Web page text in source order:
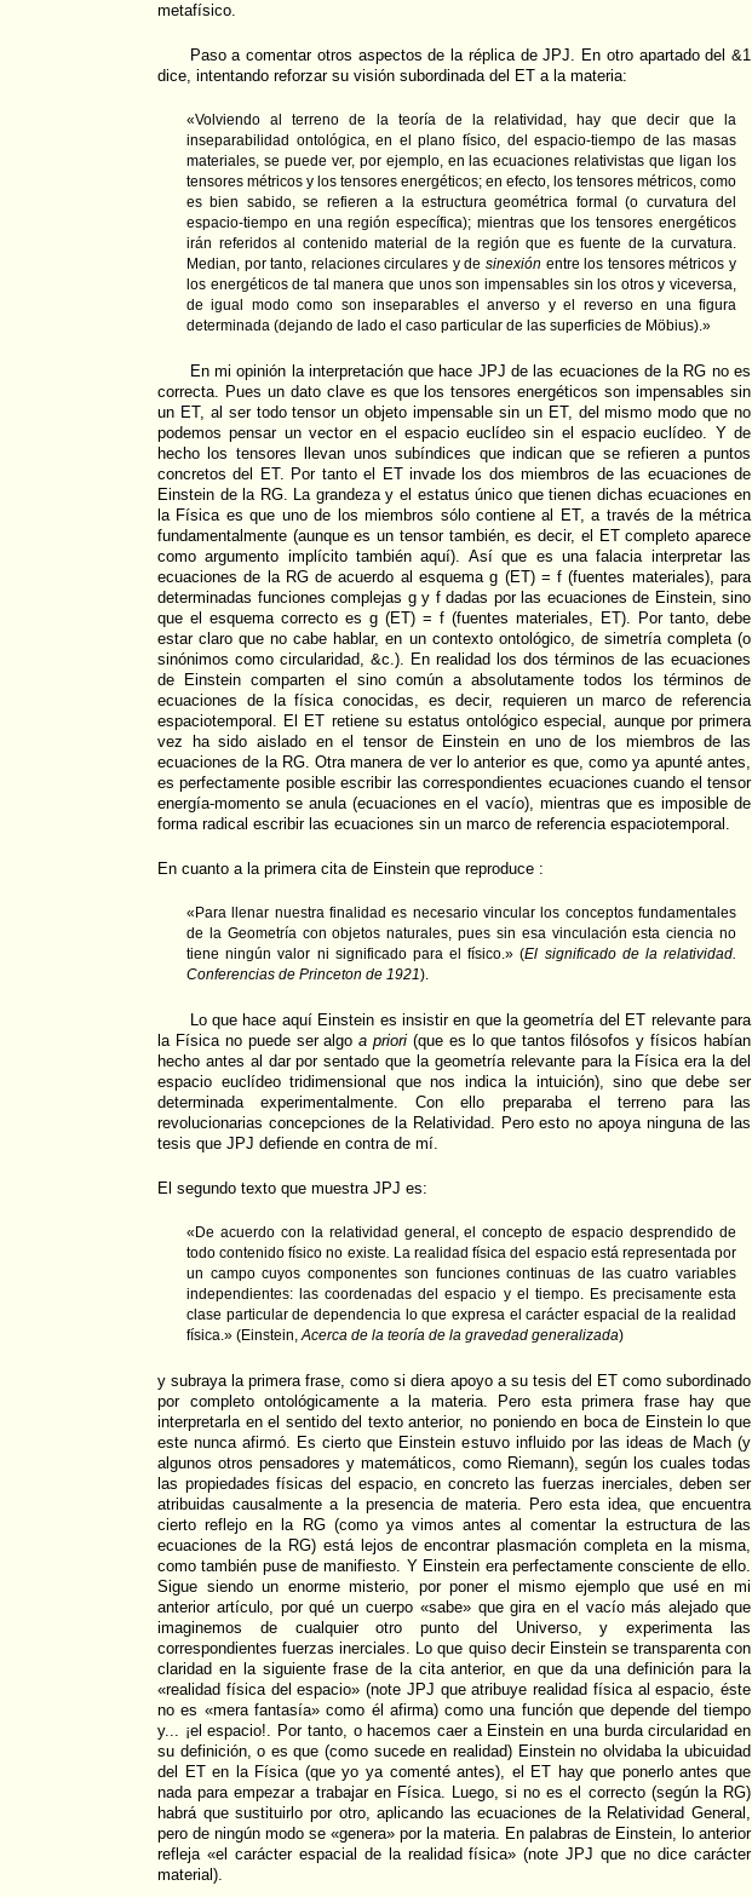
metafísico.
Paso a comentar otros aspectos de la réplica de JPJ. En otro apartado del &1
dice, intentando reforzar su visión subordinada del ET a la materia:
«Volviendo al terreno de la teoría de la relatividad, hay que decir que la
inseparabilidad ontológica, en el plano físico, del espacio-tiempo de las masas
materiales, se puede ver, por ejemplo, en las ecuaciones relativistas que ligan los
tensores métricos y los tensores energéticos; en efecto, los tensores métricos, como
es bien sabido, se refieren a la estructura geométrica formal (o curvatura del
espacio-tiempo en una región específica); mientras que los tensores energéticos
irán referidos al contenido material de la región que es fuente de la curvatura.
Median, por tanto, relaciones circulares y desinexión entre los tensores métricos y
los energéticos de tal manera que unos son impensables sin los otros y viceversa,
de igual modo como son inseparables el anverso y el reverso en una figura
determinada (dejando de lado el caso particular de las superficies de Möbius).»
En mi opinión la interpretación que hace JPJ de las ecuaciones de la RG no es
correcta. Pues un dato clave es que los tensores energéticos son impensables sin
un ET, al ser todo tensor un objeto impensable sin un ET, del mismo modo que no
podemos pensar un vector en el espacio euclídeo sin el espacio euclídeo. Y de
hecho los tensores llevan unos subíndices que indican que se refieren a puntos
concretos del ET. Por tanto el ET invade los dos miembros de las ecuaciones de
Einstein de la RG. La grandeza y el estatus único que tienen dichas ecuaciones en
la Física es que uno de los miembros sólo contiene al ET, a través de la métrica
fundamentalmente (aunque es un tensor también, es decir, el ET completo aparece
como argumento implícito también aquí). Así que es una falacia interpretar las
ecuaciones de la RG de acuerdo al esquema g (ET) = f (fuentes materiales), para
determinadas funciones complejas g y f dadas por las ecuaciones de Einstein, sino
que el esquema correcto es g (ET) = f (fuentes materiales, ET). Por tanto, debe
estar claro que no cabe hablar, en un contexto ontológico, de simetría completa (o
sinónimos como circularidad, &c.). En realidad los dos términos de las ecuaciones
de Einstein comparten el sino común a absolutamente todos los términos de
ecuaciones de la física conocidas, es decir, requieren un marco de referencia
espaciotemporal. El ET retiene su estatus ontológico especial, aunque por primera
vez ha sido aislado en el tensor de Einstein en uno de los miembros de las
ecuaciones de la RG. Otra manera de ver lo anterior es que, como ya apunté antes,
es perfectamente posible escribir las correspondientes ecuaciones cuando el tensor
energía-momento se anula (ecuaciones en el vacío), mientras que es imposible de
forma radical escribir las ecuaciones sin un marco de referencia espaciotemporal.
En cuanto a la primera cita de Einstein que reproduce :
«Para llenar nuestra finalidad es necesario vincular los conceptos fundamentales
de la Geometría con objetos naturales, pues sin esa vinculación esta ciencia no
tiene ningún valor ni significado para el físico.» (El significado de la relatividad.
Conferencias de Princeton de 1921).
Lo que hace aquí Einstein es insistir en que la geometría del ET relevante para
la Física no puede ser algoa priori (que es lo que tantos filósofos y físicos habían
hecho antes al dar por sentado que la geometría relevante para la Física era la del
espacio euclídeo tridimensional que nos indica la intuición), sino que debe ser
determinada experimentalmente. Con ello preparaba el terreno para las
revolucionarias concepciones de la Relatividad. Pero esto no apoya ninguna de las
tesis que JPJ defiende en contra de mí.
El segundo texto que muestra JPJ es:
«De acuerdo con la relatividad general, el concepto de espacio desprendido de
todo contenido físico no existe. La realidad física del espacio está representada por
un campo cuyos componentes son funciones continuas de las cuatro variables
independientes: las coordenadas del espacio y el tiempo. Es precisamente esta
clase particular de dependencia lo que expresa el carácter espacial de la realidad
física.» (Einstein,Acerca de la teoría de la gravedad generalizada)
y subraya la primera frase, como si diera apoyo a su tesis del ET como subordinado
por completo ontológicamente a la materia. Pero esta primera frase hay que
interpretarla en el sentido del texto anterior, no poniendo en boca de Einstein lo que
este nunca afirmó. Es cierto que Einstein estuvo influido por las ideas de Mach (y
algunos otros pensadores y matemáticos, como Riemann), según los cuales todas
las propiedades físicas del espacio, en concreto las fuerzas inerciales, deben ser
atribuidas causalmente a la presencia de materia. Pero esta idea, que encuentra
cierto reflejo en la RG (como ya vimos antes al comentar la estructura de las
ecuaciones de la RG) está lejos de encontrar plasmación completa en la misma,
como también puse de manifiesto. Y Einstein era perfectamente consciente de ello.
Sigue siendo un enorme misterio, por poner el mismo ejemplo que usé en mi
anterior artículo, por qué un cuerpo «sabe» que gira en el vacío más alejado que
imaginemos de cualquier otro punto del Universo, y experimenta las
correspondientes fuerzas inerciales. Lo que quiso decir Einstein se transparenta con
claridad en la siguiente frase de la cita anterior, en que da una definición para la
«realidad física del espacio» (note JPJ que atribuye realidad física al espacio, éste
no es «mera fantasía» como él afirma) como una función que depende del tiempo
y... ¡el espacio!. Por tanto, o hacemos caer a Einstein en una burda circularidad en
su definición, o es que (como sucede en realidad) Einstein no olvidaba la ubicuidad
del ET en la Física (que yo ya comenté antes), el ET hay que ponerlo antes que
nada para empezar a trabajar en Física. Luego, si no es el correcto (según la RG)
habrá que sustituirlo por otro, aplicando las ecuaciones de la Relatividad General,
pero de ningún modo se «genera» por la materia. En palabras de Einstein, lo anterior
refleja «el carácter espacial de la realidad física» (note JPJ que no dice carácter
material).